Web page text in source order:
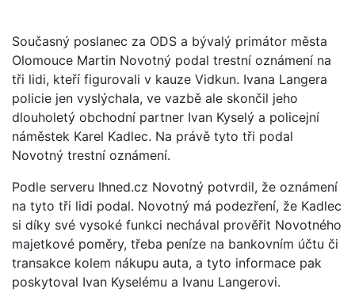
Současný poslanec za ODS a bývalý primátor města
Olomouce Martin Novotný podal trestní oznámení na
tři lidi, kteří figurovali v kauze Vidkun. Ivana Langera
policie jen vyslýchala, ve vazbě ale skončil jeho
dlouholetý obchodní partner Ivan Kyselý a policejní
náměstek Karel Kadlec. Na právě tyto tři podal
Novotný trestní oznámení.
Podle serveru Ihned.cz Novotný potvrdil, že oznámení
na tyto tři lidi podal. Novotný má podezření, že Kadlec
si díky své vysoké funkci nechával prověřit Novotného
majetkové poměry, třeba peníze na bankovním účtu či
transakce kolem nákupu auta, a tyto informace pak
poskytoval Ivan Kyselému a Ivanu Langerovi.